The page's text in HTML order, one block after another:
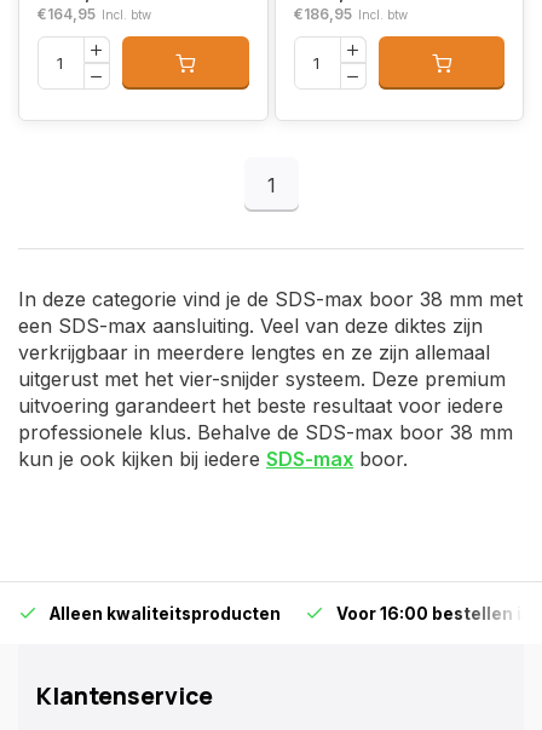
€164,95 Incl. btw €186,95 Incl. btw
1
In deze categorie vind je de SDS-max boor 38 mm met
een SDS-max aansluiting. Veel van deze diktes zijn
verkrijgbaar in meerdere lengtes en ze zijn allemaal
uitgerust met het vier-snijder systeem. Deze premium
uitvoering garandeert het beste resultaat voor iedere
professionele klus. Behalve de SDS-max boor 38 mm
kun je ook kijken bij iedere SDS-max boor.
Alleen kwaliteitsproducten Voor 16:00 bestellen is
Klantenservice